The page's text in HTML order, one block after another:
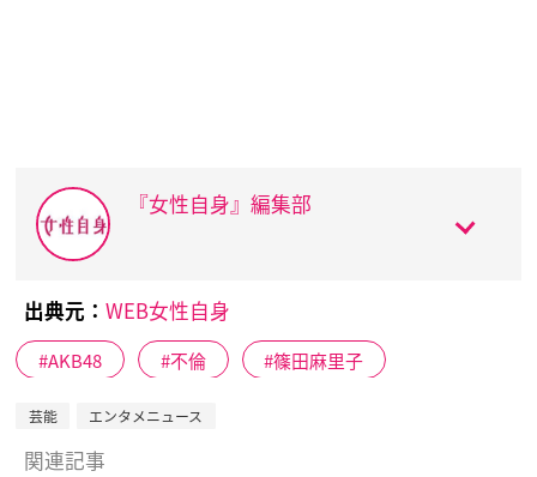
『女性自身』編集部
出典元： WEB女性自身
AKB48 不倫 篠田麻里子
芸能 エンタメニュース
関連記事